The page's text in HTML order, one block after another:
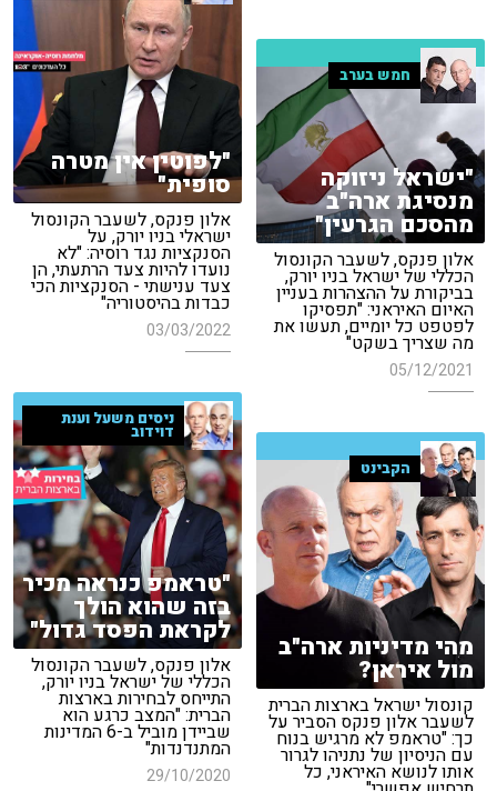
"לפוטין אין מטרה
סופית"
אלון פנקס, לשעבר הקונסול
ישראלי בניו יורק, על
הסנקציות נגד רוסיה: "לא
נועדו להיות צעד הרתעתי, הן
צעד ענישתי - הסנקציות הכי
כבדות בהיסטוריה"
03/03/2022
חמש בערב
"ישראל ניזוקה
מנסיגת ארה"ב
מהסכם הגרעין"
אלון פנקס, לשעבר הקונסול
הכללי של ישראל בניו יורק,
בביקורת על ההצהרות בעניין
האיום האיראני: "תפסיקו
לפטפט כל יומיים, תעשו את
מה שצריך בשקט"
05/12/2021
ניסים משעל וענת
דוידוב
"טראמפ כנראה מכיר
בזה שהוא הולך
לקראת הפסד גדול"
אלון פנקס, לשעבר הקונסול
הכללי של ישראל בניו יורק,
התייחס לבחירות בארצות
הברית: "המצב כרגע הוא
שביידן מוביל ב-6 המדינות
המתנדנדות"
29/10/2020
הקבינט
מהי מדיניות ארה"ב
מול איראן?
קונסול ישראל בארצות הברית
לשעבר אלון פנקס הסביר על
כך: "טראמפ לא מרגיש בנוח
עם הניסיון של נתניהו לגרור
אותו לנושא האיראני, כל